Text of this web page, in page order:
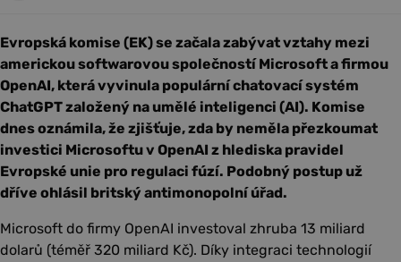
Evropská komise (EK) se začala zabývat vztahy mezi
americkou softwarovou společností Microsoft a firmou
OpenAI, která vyvinula populární chatovací systém
ChatGPT založený na umělé inteligenci (AI). Komise
dnes oznámila, že zjišťuje, zda by neměla přezkoumat
investici Microsoftu v OpenAI z hlediska pravidel
Evropské unie pro regulaci fúzí. Podobný postup už
dříve ohlásil britský antimonopolní úřad.
Microsoft do firmy OpenAI investoval zhruba 13 miliard
dolarů (téměř 320 miliard Kč). Díky integraci technologií